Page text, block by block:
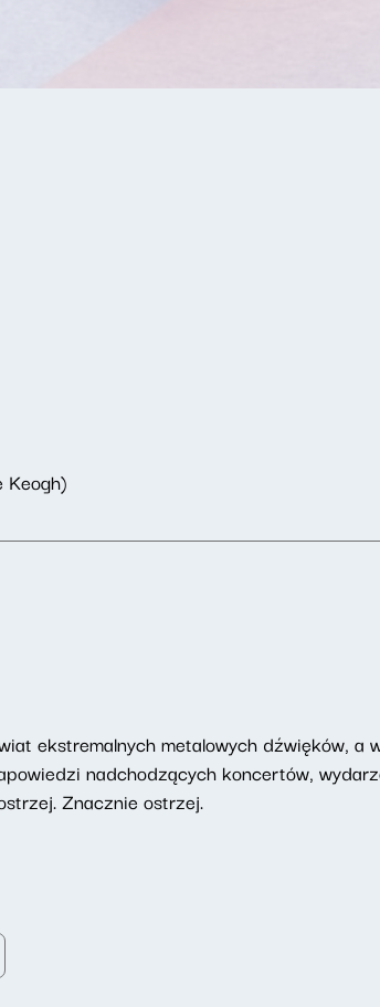
Keogh)
ekstremalnych metalowych dźwięków, a
nadchodzących koncertów,
Znacznie ostrzej.